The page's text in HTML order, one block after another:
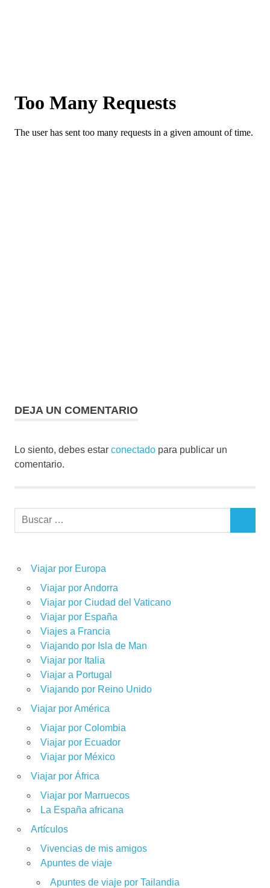
DEJA UN COMENTARIO
Lo siento, debes estar conectado para publicar un
comentario.
Buscar:
Viajar por Europa
Viajar por Andorra
Viajar por Ciudad del Vaticano
Viajar por España
Viajes a Francia
Viajando por Isla de Man
Viajar por Italia
Viajar a Portugal
Viajando por Reino Unido
Viajar por América
Viajar por Colombia
Viajar por Ecuador
Viajar por México
Viajar por África
Viajar por Marruecos
La España africana
Artículos
Vivencias de mis amigos
Apuntes de viaje
Apuntes de viaje por Tailandia